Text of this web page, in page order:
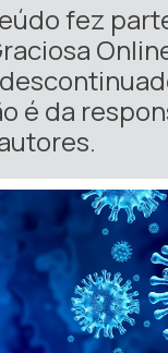
fez
é da